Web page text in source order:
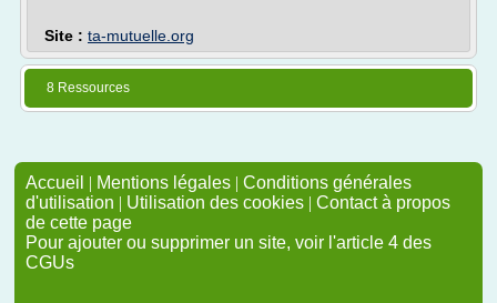
Site : ta-mutuelle.org
8 Ressources
Accueil | Mentions légales | Conditions générales
d'utilisation | Utilisation des cookies | Contact à propos
de cette page
Pour ajouter ou supprimer un site, voir l'article 4 des
CGUs